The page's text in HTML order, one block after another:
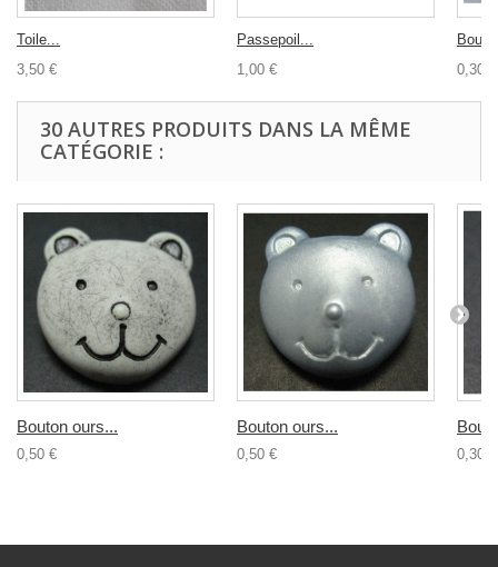
Toile...
3,50 €
Passepoil...
1,00 €
0,30 €
30 AUTRES PRODUITS DANS LA MÊME
CATÉGORIE :
Bouton ours...
0,50 €
Bouton ours...
0,50 € 0,30 €